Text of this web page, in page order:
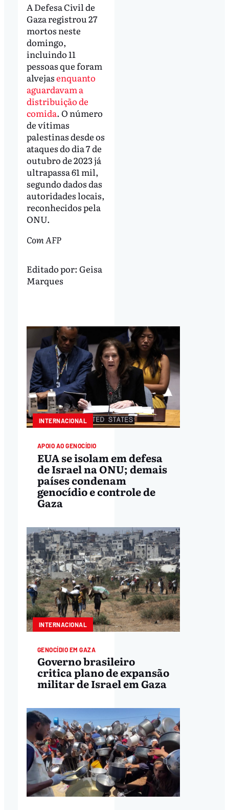
A Defesa Civil de
Gaza registrou 27
mortos neste
domingo,
incluindo 11
pessoas que foram
alvejasenquanto
aguardavam a
distribuição de
comida. O número
de vítimas
palestinas desde os
ataques do dia 7 de
outubro de 2023 já
ultrapassa 61 mil,
segundo dados das
autoridades locais,
reconhecidos pela
ONU.
Com AFP
Editado por: Geisa
Marques
INTERNACIONAL
APOIO AO GENOCÍDIO
EUA se isolam em defesa
de Israel na ONU; demais
países condenam
genocídio e controle de
Gaza
INTERNACIONAL
GENOCÍDIO EM GAZA
Governo brasileiro
critica plano de expansão
militar de Israel em Gaza